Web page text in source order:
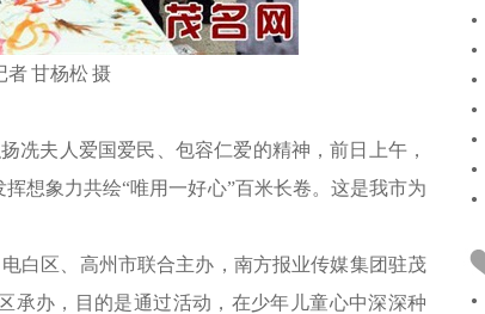
者甘杨松摄
冼夫人爱国爱民、包容仁爱的精神，前日上午，
挥想象力共绘“唯用一好心”百米长卷。这是我市为
白区、高州市联合主办，南方报业传媒集团驻茂
承办，目的是通过活动，在少年儿童心中深深种